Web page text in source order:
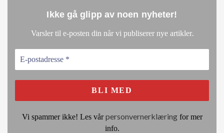
Ikke gå glipp av noen nyheter!
Varsler til e-posten din når vi publiserer nye artikler.
Vi spammer ikke! Les vårpersonvernerklæringfor mer
info.